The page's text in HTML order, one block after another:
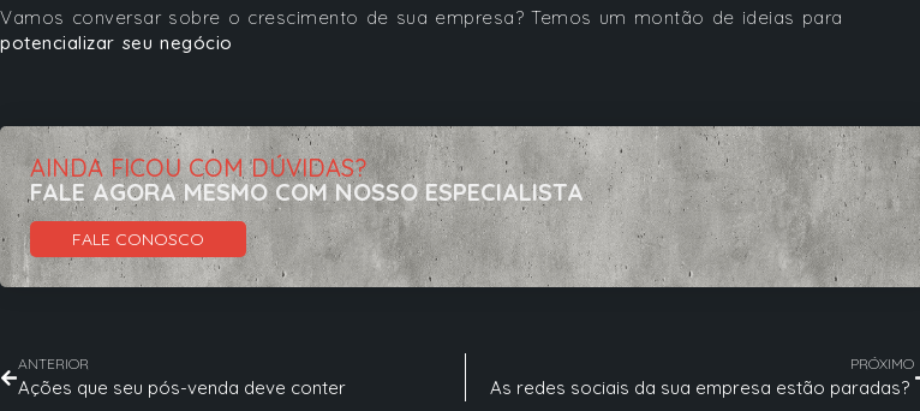
Vamos conversar sobre o crescimento de sua empresa? Temos um montão de ideias para
potencializar seu negócio
AINDA FICOU COM DÚVIDAS?
FALE AGORA MESMO COM NOSSO ESPECIALISTA
FALE CONOSCO
ANTERIOR
Ações que seu pós-venda deve conter
PRÓXIMO
As redes sociais da sua empresa estão paradas?